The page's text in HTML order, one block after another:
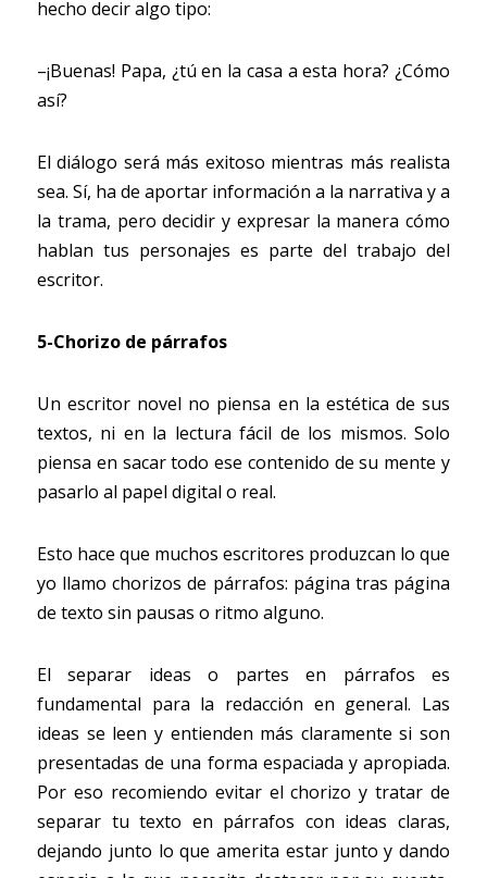
hecho decir algo tipo:
–¡Buenas! Papa, ¿tú en la casa a esta hora? ¿Cómo
así?
El diálogo será más exitoso mientras más realista
sea. Sí, ha de aportar información a la narrativa y a
la trama, pero decidir y expresar la manera cómo
hablan tus personajes es parte del trabajo del
escritor.
5-Chorizo de párrafos
Un escritor novel no piensa en la estética de sus
textos, ni en la lectura fácil de los mismos. Solo
piensa en sacar todo ese contenido de su mente y
pasarlo al papel digital o real.
Esto hace que muchos escritores produzcan lo que
yo llamo chorizos de párrafos: página tras página
de texto sin pausas o ritmo alguno.
El separar ideas o partes en párrafos es
fundamental para la redacción en general. Las
ideas se leen y entienden más claramente si son
presentadas de una forma espaciada y apropiada.
Por eso recomiendo evitar el chorizo y tratar de
separar tu texto en párrafos con ideas claras,
dejando junto lo que amerita estar junto y dando